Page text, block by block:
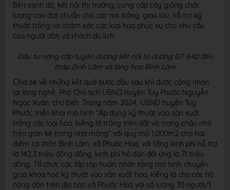
Bên cạnh đó, kết nối thị trường, cung cấp cây giống chất
lượng cao đạt chuẩn cho các nơi trồng, giao lưu, hỗ trợ kỹ
thuật trồng và chăm sóc các loại hoa phục vụ cho nhu cầu
của người dân và khách du lịch.
Đầu tư nâng cấp tuyến đường kết nối từ đường ĐT 640 đến
tháp Bình Lâm và làng hoa Bình Lâm
Chia sẻ về những kết quả bước đầu sau khi được công nhận
lại làng nghề, Phó Chủ tịch UBND huyện Tuy Phước Nguyễn
Ngọc Xuân, cho biết: Trong năm 2024, UBND huyện Tuy
Phước triển khai mô hình “Áp dụng kỹ thuật vào sản xuất
trồng các loại hoa, kiểng lá trồng trên đất và trong chậu nhỏ
trên giàn kê trong nhà màng” với quy mô 1.000m2 cho hai
điểm tại thôn Bình Lâm, xã Phước Hòa, với tổng kinh phí hỗ trợ
là 142,3 triệu đồng đồng, kinh phí hộ dân đối ứng là 71 triệu
đồng. Tổ chức các lớp tập huấn, nhân rộng mô hình chuyển
giao khoa học kỹ thuật vào sản xuất hoa, kiểng lá cho các hộ
nông dân trên địa bàn xã Phước Hoà với số lượng 30 người/1